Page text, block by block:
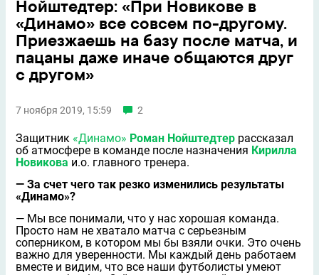
Нойштедтер: «При Новикове в
«Динамо» все совсем по-другому.
Приезжаешь на базу после матча, и
пацаны даже иначе общаются друг
с другом»
7 ноября 2019, 15:59 2
Защитник «Динамо» Роман Нойштедтер рассказал
об атмосфере в команде после назначения Кирилла
Новикова и.о. главного тренера.
— За счет чего так резко изменились результаты
«Динамо»?
— Мы все понимали, что у нас хорошая команда.
Просто нам не хватало матча с серьезным
соперником, в котором мы бы взяли очки. Это очень
важно для уверенности. Мы каждый день работаем
вместе и видим, что все наши футболисты умеют